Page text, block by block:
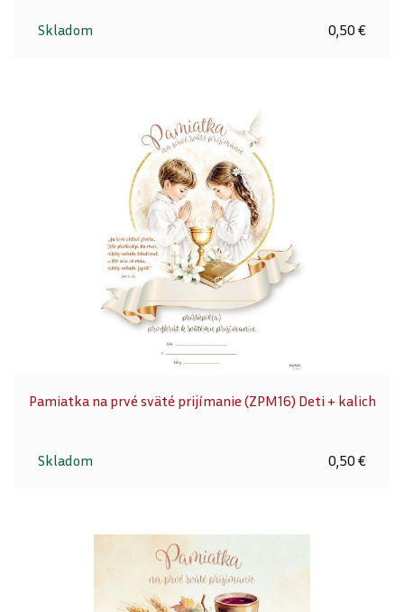
Skladom 0,50 €
Pamiatka na prvé sväté prijímanie (ZPM16) Deti + kalich
Skladom 0,50 €